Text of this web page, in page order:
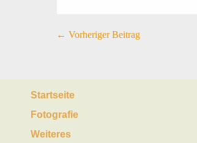
← Vorheriger Beitrag
Startseite
Fotografie
Weiteres